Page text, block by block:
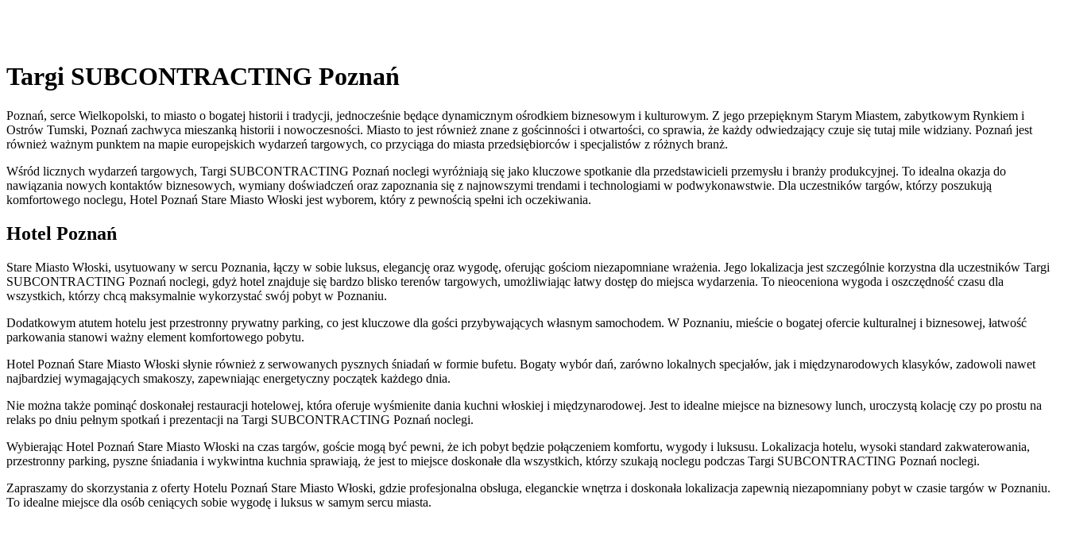
Targi SUBCONTRACTING Poznań
Poznań, serce Wielkopolski, to miasto o bogatej historii i tradycji, jednocześnie będące dynamicznym ośrodkiem biznesowym i kulturowym. Z jego przepięknym Starym Miastem, zabytkowym Rynkiem i
Ostrów Tumski, Poznań zachwyca mieszanką historii i nowoczesności. Miasto to jest również znane z gościnności i otwartości, co sprawia, że każdy odwiedzający czuje się tutaj mile widziany. Poznań jest
również ważnym punktem na mapie europejskich wydarzeń targowych, co przyciąga do miasta przedsiębiorców i specjalistów z różnych branż.
Wśród licznych wydarzeń targowych, Targi SUBCONTRACTING Poznań noclegi wyróżniają się jako kluczowe spotkanie dla przedstawicieli przemysłu i branży produkcyjnej. To idealna okazja do
nawiązania nowych kontaktów biznesowych, wymiany doświadczeń oraz zapoznania się z najnowszymi trendami i technologiami w podwykonawstwie. Dla uczestników targów, którzy poszukują
komfortowego noclegu, Hotel Poznań Stare Miasto Włoski jest wyborem, który z pewnością spełni ich oczekiwania.
Hotel Poznań
Stare Miasto Włoski, usytuowany w sercu Poznania, łączy w sobie luksus, elegancję oraz wygodę, oferując gościom niezapomniane wrażenia. Jego lokalizacja jest szczególnie korzystna dla uczestników Targi
SUBCONTRACTING Poznań noclegi, gdyż hotel znajduje się bardzo blisko terenów targowych, umożliwiając łatwy dostęp do miejsca wydarzenia. To nieoceniona wygoda i oszczędność czasu dla
wszystkich, którzy chcą maksymalnie wykorzystać swój pobyt w Poznaniu.
Dodatkowym atutem hotelu jest przestronny prywatny parking, co jest kluczowe dla gości przybywających własnym samochodem. W Poznaniu, mieście o bogatej ofercie kulturalnej i biznesowej, łatwość
parkowania stanowi ważny element komfortowego pobytu.
Hotel Poznań Stare Miasto Włoski słynie również z serwowanych pysznych śniadań w formie bufetu. Bogaty wybór dań, zarówno lokalnych specjałów, jak i międzynarodowych klasyków, zadowoli nawet
najbardziej wymagających smakoszy, zapewniając energetyczny początek każdego dnia.
Nie można także pominąć doskonałej restauracji hotelowej, która oferuje wyśmienite dania kuchni włoskiej i międzynarodowej. Jest to idealne miejsce na biznesowy lunch, uroczystą kolację czy po prostu na
relaks po dniu pełnym spotkań i prezentacji na Targi SUBCONTRACTING Poznań noclegi.
Wybierając Hotel Poznań Stare Miasto Włoski na czas targów, goście mogą być pewni, że ich pobyt będzie połączeniem komfortu, wygody i luksusu. Lokalizacja hotelu, wysoki standard zakwaterowania,
przestronny parking, pyszne śniadania i wykwintna kuchnia sprawiają, że jest to miejsce doskonałe dla wszystkich, którzy szukają noclegu podczas Targi SUBCONTRACTING Poznań noclegi.
Zapraszamy do skorzystania z oferty Hotelu Poznań Stare Miasto Włoski, gdzie profesjonalna obsługa, eleganckie wnętrza i doskonała lokalizacja zapewnią niezapomniany pobyt w czasie targów w Poznaniu.
To idealne miejsce dla osób ceniących sobie wygodę i luksus w samym sercu miasta.